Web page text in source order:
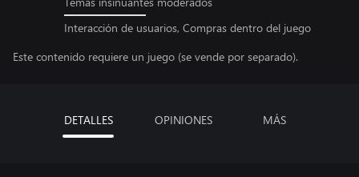
Interacción de usuarios, Compras dentro del juego
Este contenido requiere un juego (se vende por separado).
DETALLES OPINIONES MÁS